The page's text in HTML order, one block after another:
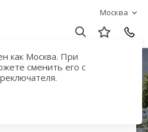
Москва
как Москва. При
сменить его с
жилого комплекса